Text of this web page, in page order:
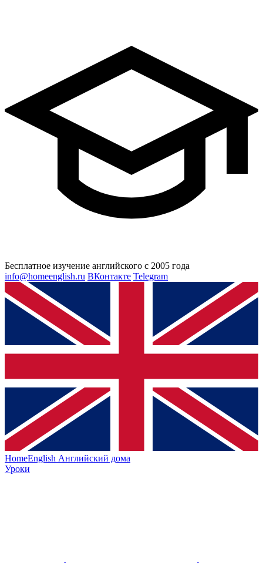
Бесплатное изучение английского с 2005 года
info@homeenglish.ru ВКонтакте Telegram
HomeEnglish Английский дома
Уроки